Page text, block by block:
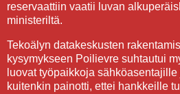
reservaattiin vaatii luvan
ministeriltä.
Tekoälyn datakeskusten
kysymykseen Poilievre suhtautui
luovat työpaikkoja
kuitenkin painotti, ettei hankkeille